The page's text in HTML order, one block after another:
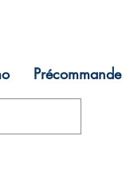
Précommande